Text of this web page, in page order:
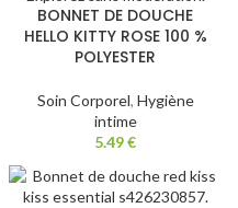
BONNET DE DOUCHE
HELLO KITTY ROSE 100 %
POLYESTER
Soin Corporel, Hygiène
intime
5.49€